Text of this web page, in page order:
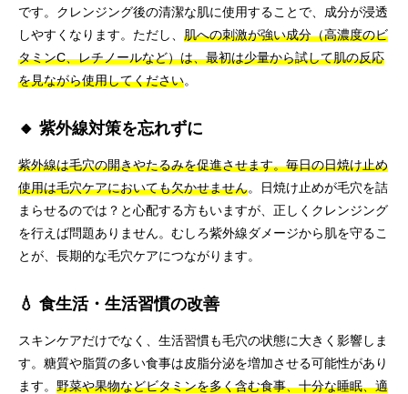
です。クレンジング後の清潔な肌に使用することで、成分が浸透
しやすくなります。ただし、 肌への刺激が強い成分（高濃度のビ
タミンC、レチノールなど）は、最初は少量から試して肌の反応
を見ながら使用してください。
🔸 紫外線対策を忘れずに
紫外線は毛穴の開きやたるみを促進させます。毎日の日焼け止め
使用は毛穴ケアにおいても欠かせません。日焼け止めが毛穴を詰
まらせるのでは？と心配する方もいますが、正しくクレンジング
を行えば問題ありません。むしろ紫外線ダメージから肌を守るこ
とが、長期的な毛穴ケアにつながります。
💧 食生活・生活習慣の改善
スキンケアだけでなく、生活習慣も毛穴の状態に大きく影響しま
す。糖質や脂質の多い食事は皮脂分泌を増加させる可能性があり
ます。 野菜や果物などビタミンを多く含む食事、十分な睡眠、適